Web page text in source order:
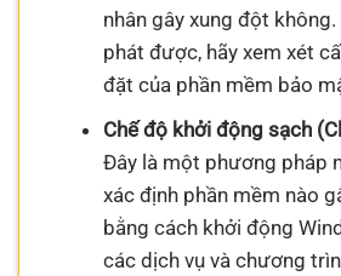
nhân gây xung đột
phát được, hãy xem xét
đặt của phần mềm bảo
Chế độ khởi động sạch
Đây là một phương pháp
xác định phần mềm nào
bằng cách khởi động
các dịch vụ và chương